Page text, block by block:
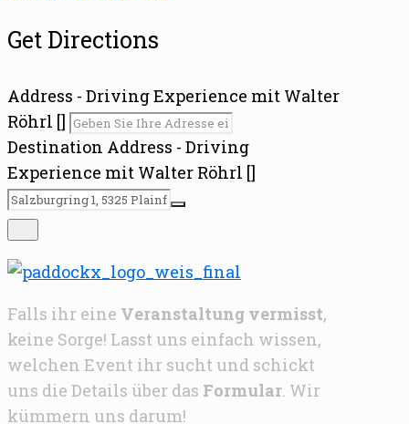
Get Directions
Address - Driving Experience mit Walter
Röhrl []
Destination Address - Driving
Experience mit Walter Röhrl []
Falls ihr eine Veranstaltung vermisst,
keine Sorge! Lasst uns einfach wissen,
welchen Event ihr sucht und schickt
uns die Details über das Formular. Wir
kümmern uns darum!